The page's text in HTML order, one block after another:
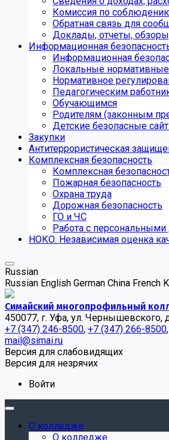
Комиссия по
Обратная связь для
Доклады, отчеты,
Информационная
Информационная
Локальные нормативные
Нормативное
Педагогическим
Обучающимся
Родителям (законным
Детские безопасные
Закупки
Антитеррористическая
Комплексная безопасность
Комплексная
Пожарная безопасность
Охрана труда
Дорожная безопасность
ГО и ЧС
Работа с
НОКО. Независимая оценка
Russian
Russian English German China French
Симайский многопрофильный
450077, г. Уфа, ул. Чернышевского,
+7 (347) 246-8500, +7 (347) 266-8500,
mail@simai.ru
Версия для слабовидящих
Версия для незрячих
Войти
О колледже
О колледже